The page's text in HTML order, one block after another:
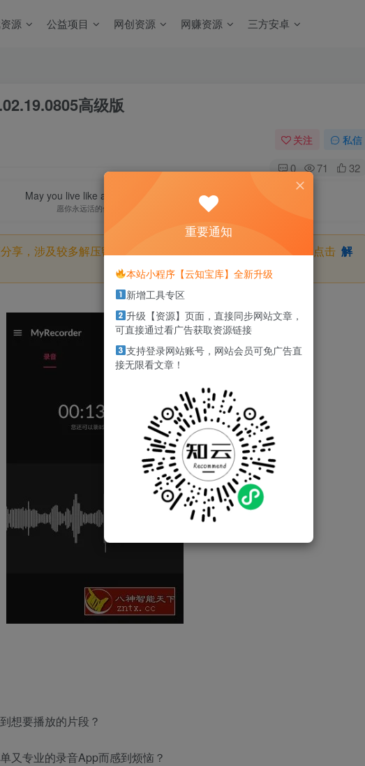
源 公益项目 网创资源 网赚资源 三方安卓
高级版
关注 私信
0 71 32
May you live like a child forever.
愿你永远活的像个孩子
享，涉及较多解压密码，如果你下载的资源需要解压密码，请点击 解
想要播放的片段？
又专业的录音App而感到烦恼？
重要通知
本站小程序【云知宝库】全新升级
新增工具专区
升级【资源】页面，直接同步网站文章，
可直接通过看广告获取资源链接
支持登录网站账号，网站会员可免广告直
接无限看文章！